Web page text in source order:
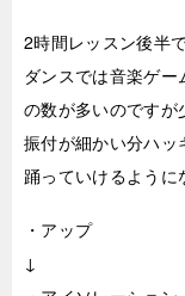
2時間レッスン後半
ダンスでは音楽ゲ
の数が多いのですが
振付が細かい分ハッ
踊っていけるよう
・アップ
↓